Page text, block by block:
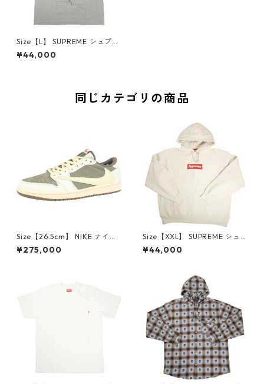
Size【L】 SUPREME シュプリ
ーム 18AW Madonna Tee Gra
y Tシャツ 灰 【新古品・未使
¥44,000
同じカテゴリの商品
Size【26.5cm】 NIKE ナイキ
×Travis Scott AIR JORDAN 1
LOW Reverse Mocha DM786
¥275,000
Size【XXL】 SUPREME シュ
プリーム 24AW Box Logo Ho
oded Sweatshirt Stone ボッ
¥44,000